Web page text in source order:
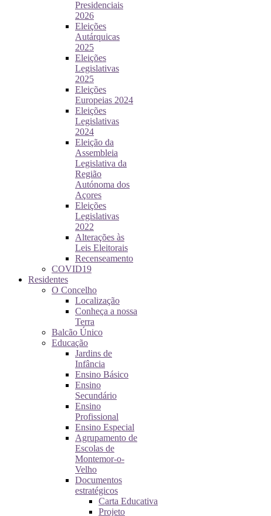
Presidenciais
2026
Eleições
Autárquicas
2025
Eleições
Legislativas
2025
Eleições
Europeias 2024
Eleições
Legislativas
2024
Eleição da
Assembleia
Legislativa da
Região
Autónoma dos
Açores
Eleições
Legislativas
2022
Alterações às
Leis Eleitorais
Recenseamento
COVID19
Residentes
O Concelho
Localização
Conheça a nossa
Terra
Balcão Único
Educação
Jardins de
Infância
Ensino Básico
Ensino
Secundário
Ensino
Profissional
Ensino Especial
Agrupamento de
Escolas de
Montemor-o-
Velho
Documentos
estratégicos
Carta Educativa
Projeto